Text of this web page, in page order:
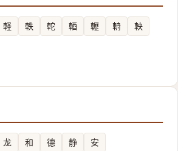
軽 軼 䡐 輏 轣 輈
軮
龙 和 德 静 安